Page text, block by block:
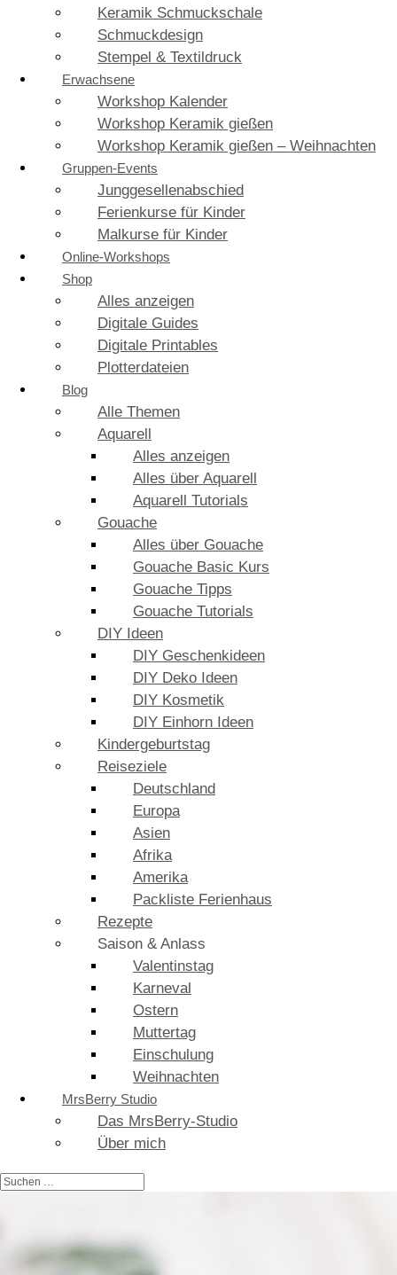
Keramik Schmuckschale
Schmuckdesign
Stempel & Textildruck
Erwachsene
Workshop Kalender
Workshop Keramik gießen
Workshop Keramik gießen – Weihnachten
Gruppen-Events
Junggesellenabschied
Ferienkurse für Kinder
Malkurse für Kinder
Online-Workshops
Shop
Alles anzeigen
Digitale Guides
Digitale Printables
Plotterdateien
Blog
Alle Themen
Aquarell
Alles anzeigen
Alles über Aquarell
Aquarell Tutorials
Gouache
Alles über Gouache
Gouache Basic Kurs
Gouache Tipps
Gouache Tutorials
DIY Ideen
DIY Geschenkideen
DIY Deko Ideen
DIY Kosmetik
DIY Einhorn Ideen
Kindergeburtstag
Reiseziele
Deutschland
Europa
Asien
Afrika
Amerika
Packliste Ferienhaus
Rezepte
Saison & Anlass
Valentinstag
Karneval
Ostern
Muttertag
Einschulung
Weihnachten
MrsBerry Studio
Das MrsBerry-Studio
Über mich